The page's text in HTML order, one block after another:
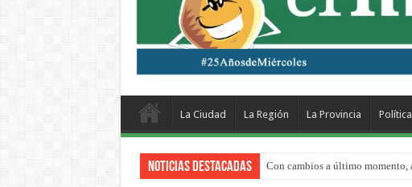
La Ciudad La Región La Provincia Política
Noticias Destacadas Con cambios a último